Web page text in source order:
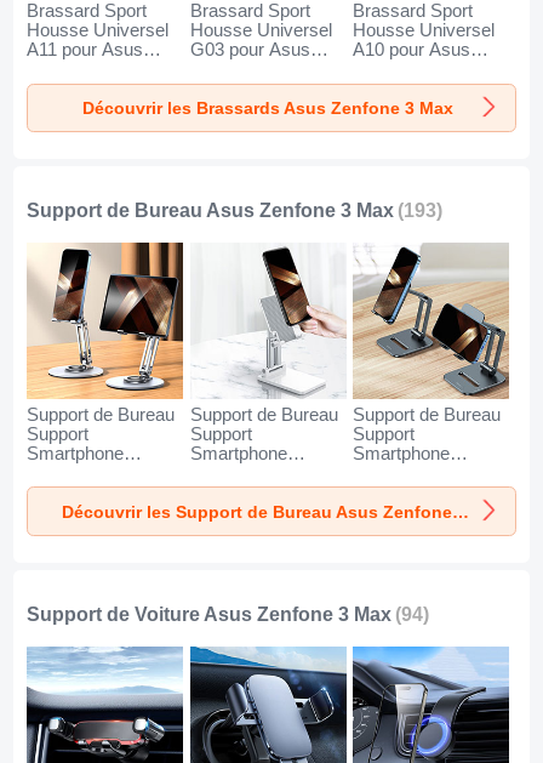
Brassard Sport
Housse Universel
A11 pour Asus
Bleu
Brassard Sport
Housse Universel
G03 pour Asus
Brassard Sport
Housse Universel
A10 pour Asus
Découvrir les Brassards Asus Zenfone 3 Max
Support de Bureau Asus Zenfone 3 Max (193)
Support de Bureau
Support
Smartphone
Asus Zenfone 3
Max Argent
Support de Bureau
Support
Smartphone
Asus Zenfone 3
Max Blanc
Support de Bureau
Support
Smartphone
Asus Zenfone 3
Max Noir
Découvrir les Support de Bureau Asus Zenfone 3 Max
Support de Voiture Asus Zenfone 3 Max (94)